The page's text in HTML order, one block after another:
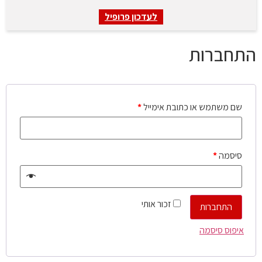
לעדכון פרופיל
התחברות
שם משתמש או כתובת אימייל*
סיסמה*
זכור אותי
התחברות
איפוס סיסמה